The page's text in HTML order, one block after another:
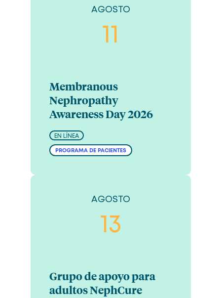
AGOSTO
Membranous
Nephropathy
Awareness Day 2026
EN LÍNEA
PROGRAMA DE PACIENTES
AGOSTO
13
Grupo de apoyo para
adultos NephCure